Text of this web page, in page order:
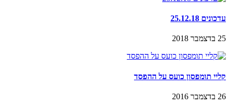
עדכונים 25.12.18
25 בדצמבר 2018
קליי תומפסון כועס על ההפסד
26 בדצמבר 2016